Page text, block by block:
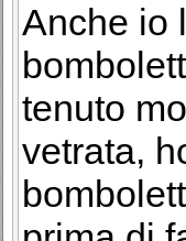
Anche io
tenuto
vetrata,